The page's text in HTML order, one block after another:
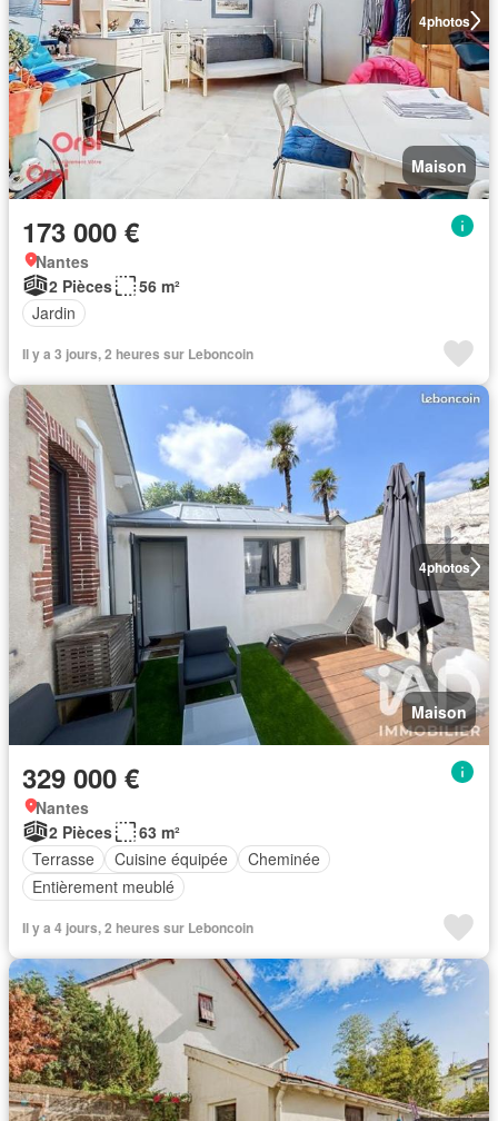
4photos
Maison
173 000 €
Nantes
2 Pièces
56 m²
Jardin
Il y a 3 jours, 2 heures sur Leboncoin
4photos
Maison
329 000 €
Nantes
2 Pièces
63 m²
Terrasse
Cuisine équipée
Cheminée
Entièrement meublé
Il y a 4 jours, 2 heures sur Leboncoin